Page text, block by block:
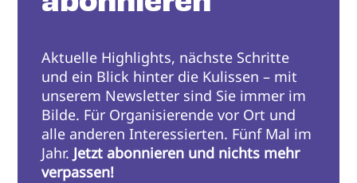
Aktuelle Highlights, nächste Schritte
und ein Blick hinter die Kulissen – mit
unserem Newsletter sind Sie immer im
Bilde. Für Organisierende vor Ort und
alle anderen Interessierten. Fünf Mal im
Jahr. Jetzt abonnieren und nichts mehr
verpassen!